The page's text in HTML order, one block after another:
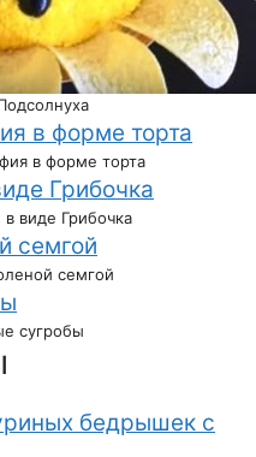
в форме торта
виде Грибочка
семгой
сугробы